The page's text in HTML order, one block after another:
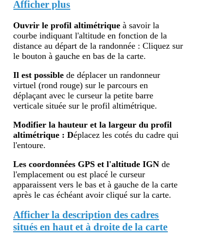
Afficher plus
Ouvrir le profil altimétrique à savoir la
courbe indiquant l'altitude en fonction de la
distance au départ de la randonnée : Cliquez sur
le bouton à gauche en bas de la carte.
Il est possible de déplacer un randonneur
virtuel (rond rouge) sur le parcours en
déplaçant avec le curseur la petite barre
verticale située sur le profil altimétrique.
Modifier la hauteur et la largeur du profil
altimétrique : Déplacez les cotés du cadre qui
l'entoure.
Les coordonnées GPS et l'altitude IGN de
l'emplacement ou est placé le curseur
apparaissent vers le bas et à gauche de la carte
après le cas échéant avoir cliqué sur la carte.
Afficher la description des cadres
situés en haut et à droite de la carte